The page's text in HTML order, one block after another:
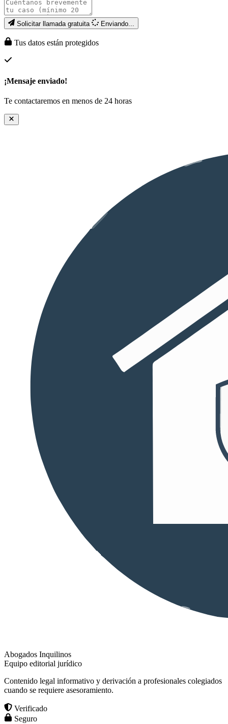
Solicitar llamada gratuita Enviando...
Tus datos están protegidos
¡Mensaje enviado!
Te contactaremos en menos de 24 horas
Abogados Inquilinos
Equipo editorial jurídico
Contenido legal informativo y derivación a profesionales colegiados
cuando se requiere asesoramiento.
Verificado
Seguro